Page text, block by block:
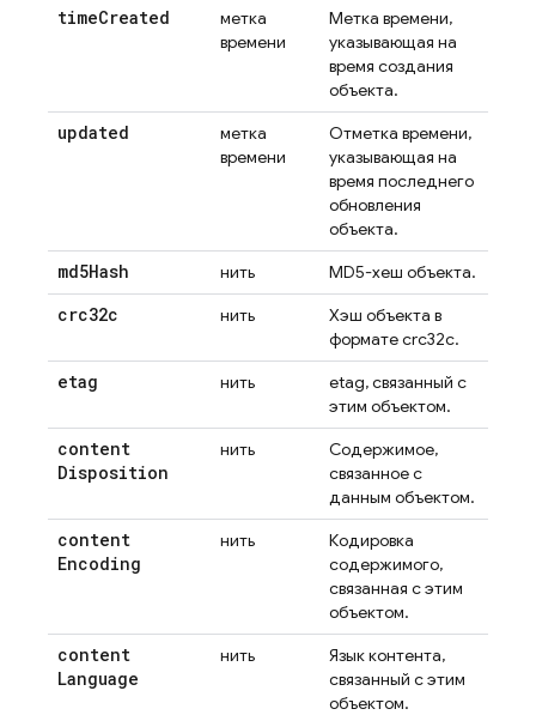
timeCreated
метка
времени
Метка времени,
указывающая на
время создания
объекта.
updated
метка
времени
Отметка времени,
указывающая на
время последнего
обновления
объекта.
md5Hash нить MD5-хеш объекта.
crc32c нить
Хэш объекта в
формате crc32c.
etag нить
etag, связанный с
этим объектом.
content
Disposition
нить
Содержимое,
связанное с
данным объектом.
content
Encoding
нить
Кодировка
содержимого,
связанная с этим
объектом.
content
Language
нить
Язык контента,
связанный с этим
объектом.